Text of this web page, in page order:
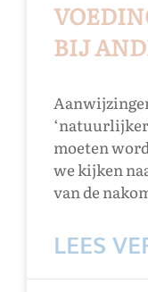
BIJ
moeten
we kijken
van de
LEES